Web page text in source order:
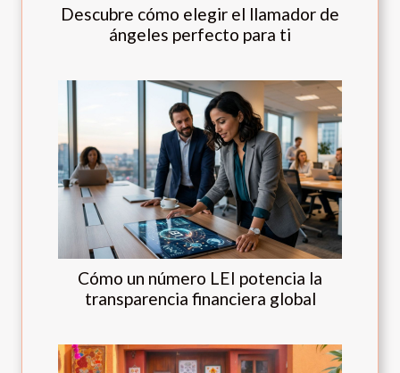
Descubre cómo elegir el llamador de
ángeles perfecto para ti
Cómo un número LEI potencia la
transparencia financiera global